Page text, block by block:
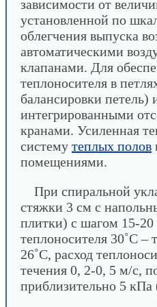
зависимости от
установленной по
облегчения выпуска
автоматическими
клапанами. Для
теплоносителя в
балансировки петель)
интегрированными
кранами. Усиленная
систему теплых полов
помещениями.
При спиральной
стяжки 3 см с
плитки) с шагом 15-20
теплоносителя 30˚С –
26˚С, расход
течения 0, 2-0, 5 м/с,
приблизительно 5